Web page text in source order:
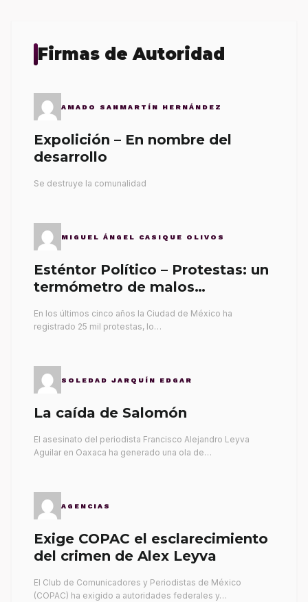
Firmas de Autoridad
AMADO SANMARTÍN HERNÁNDEZ
Expolición – En nombre del
desarrollo
Se destruye la comunalidad
MIGUEL ÁNGEL CASIQUE OLIVOS
Esténtor Político – Protestas: un
termómetro de malos
En los últimos cinco años la Ciudad de México ha
registrado 25 mil protestas, lo…
SOLEDAD JARQUÍN EDGAR
La caída de Salomón
El asesinato del periodista Francisco Alejandro Leyva
Aguilar en Oaxaca ha generado una ola de…
AGENCIAS
Exige COPAC el esclarecimiento
del crimen de Alex Leyva
El Club de Comunicadores y Periodistas de México
(COPAC) ha exigido a autoridades federales y…